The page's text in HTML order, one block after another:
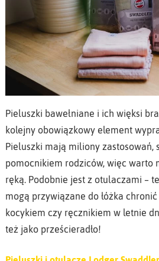
Pieluszki bawełniane i ich więksi
kolejny obowiązkowy element
Pieluszki mają miliony zastosowań,
pomocnikiem rodziców, więc warto
ręką. Podobnie jest z otulaczami –
mogą przywiązane do łóżka chronić
kocykiem czy ręcznikiem w letnie
też jako prześcieradło!